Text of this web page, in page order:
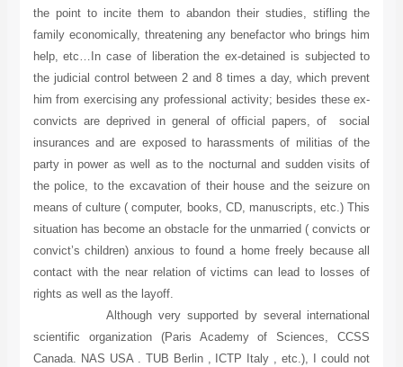
the point to incite them to abandon their studies, stifling the
family economically, threatening any benefactor who brings him
help, etc…In case of liberation the ex-detained is subjected to
the judicial control between 2 and 8 times a day, which prevent
him from exercising any professional activity; besides these ex-
convicts are deprived in general of official papers, of social
insurances and are exposed to harassments of militias of the
party in power as well as to the nocturnal and sudden visits of
the police, to the excavation of their house and the seizure on
means of culture ( computer, books, CD, manuscripts, etc.) This
situation has become an obstacle for the unmarried ( convicts or
convict’s children) anxious to found a home freely because all
contact with the near relation of victims can lead to losses of
rights as well as the layoff.
Although very supported by several international
scientific organization (Paris Academy of Sciences, CCSS
Canada. NAS USA . TUB Berlin , ICTP Italy , etc.), I could not